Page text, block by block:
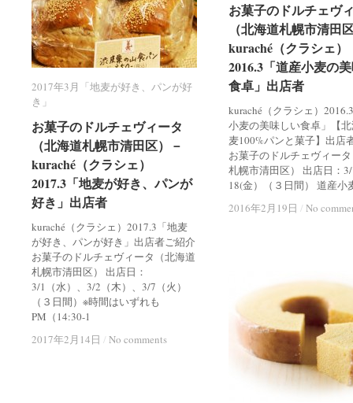
2017年3月「地麦が好き、パンが好
き」
お菓子のドルチェヴィータ
（北海道札幌市清田区）－
kuraché（クラシェ）
2017.3「地麦が好き、パンが
好き」出店者
kuraché（クラシェ）2017.3「地麦
が好き、パンが好き」出店者ご紹介
お菓子のドルチェヴィータ（北海道
札幌市清田区） 出店日：
3/1（水）、3/2（木）、3/7（火）
（３日間）※時間はいずれも
PM（14:30-1
2017年2月14日 / No comments
2017年3月「地麦が好き、パンが好
き」
お菓子のドルチェヴィータ
（北海道札幌市清田区）－
kuraché（クラシェ）
2017.3「地麦が好き、パンが
好き」出店者
2017年2月14日 / No comments
お菓子のドルチェヴ
（北海道札幌市清田
kuraché（クラシェ）
2016.3「道産小麦の
食卓」出店者
kuraché（クラシェ）
小麦の美味しい食卓」【
麦100%パンと菓子】出店
お菓子のドルチェヴィー
札幌市清田区） 出店日：
18(金）（３日間） 道産小
2016年2月19日 / No
お菓子のドルチェヴ
（北海道札幌市清田
kuraché（クラシェ）
2016.3「道産小麦の
食卓」出店者
2016年2月19日 / No